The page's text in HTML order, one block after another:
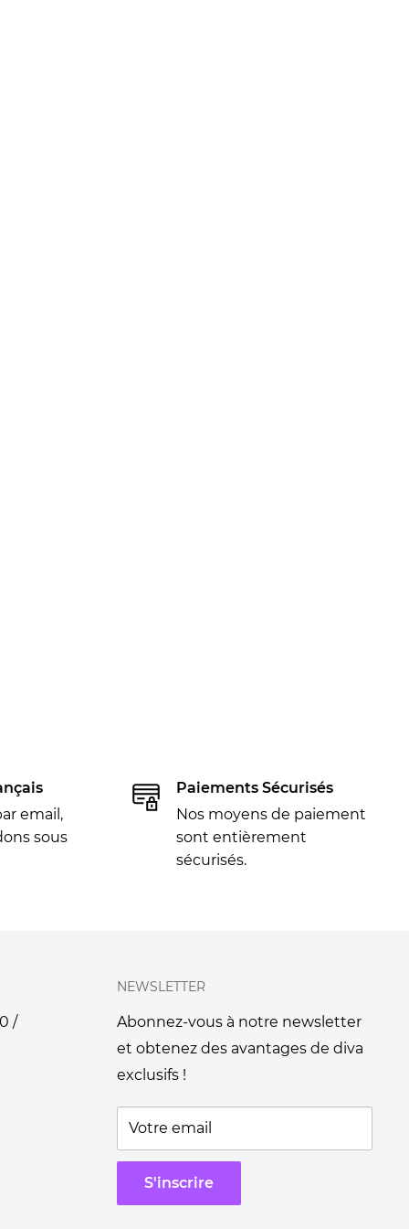
email,
sous
Paiements Sécurisés
Nos moyens de paiement
sont entièrement
sécurisés.
/
NEWSLETTER
Abonnez-vous à notre newsletter
et obtenez des avantages de diva
exclusifs !
Votre email
S'inscrire